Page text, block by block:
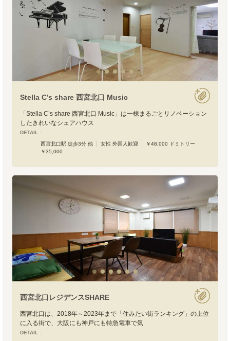
Stella C’s share 西宮北口 Music
「Stella C’s share 西宮北口 Music」は一棟まるごとリノベーション
したきれいなシェアハウス
DETAIL :
西宮北口駅 徒歩3分 他
女性 外国人歓迎
￥48,000 ドミトリー
￥35,000
西宮北口レジデンスSHARE
西宮北口は、2018年～2023年まで「住みたい街ランキング」の上位
に入る街で、大阪にも神戸にも特急電車で気
DETAIL :